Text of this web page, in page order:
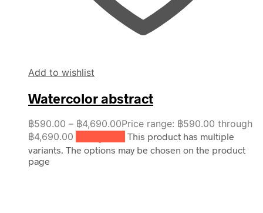
Add to wishlist
Watercolor abstract
฿590.00 – ฿4,690.00Price range: ฿590.00 through
฿4,690.00
This product has multiple
variants. The options may be chosen on the product
page